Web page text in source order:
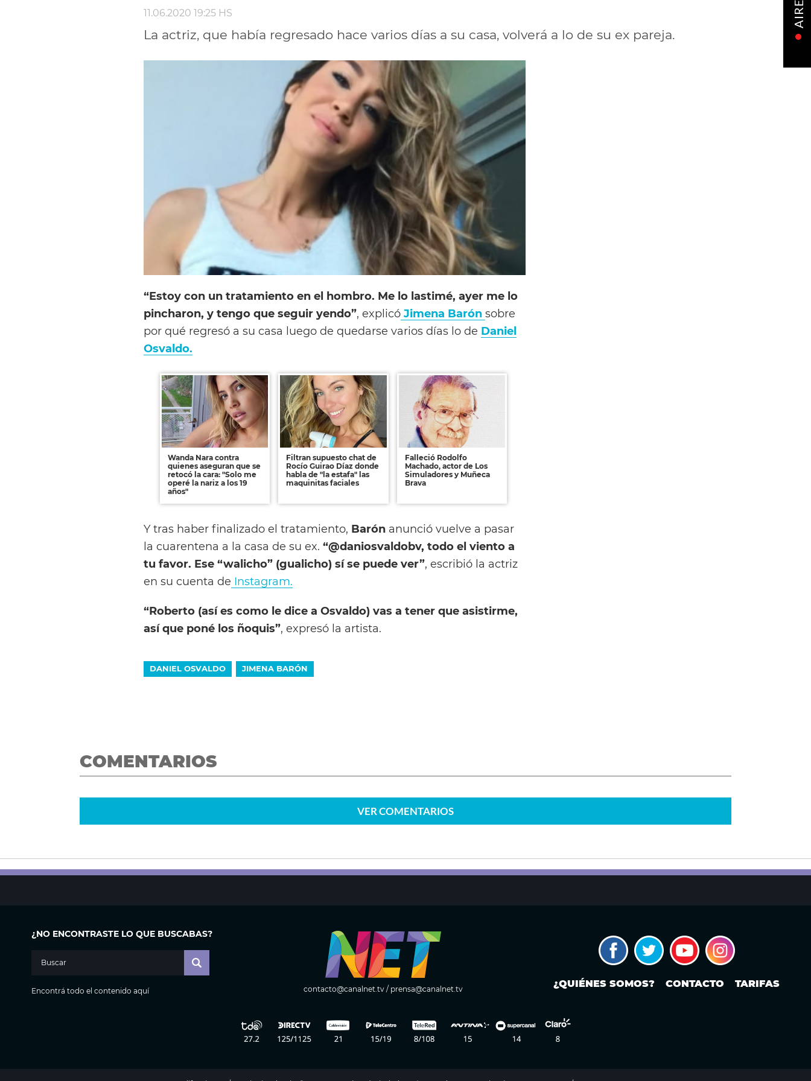
11.06.2020 19:25 HS
La actriz, que había regresado hace varios días a su casa, volverá a lo de su ex pareja.
“Estoy con un tratamiento en el hombro. Me lo lastimé, ayer me lo
pincharon, y tengo que seguir yendo”, explicó Jimena Barón sobre
por qué regresó a su casa luego de quedarse varios días lo de Daniel
Osvaldo.
Wanda Nara contra
quienes aseguran que se
retocó la cara: "Solo me
operé la nariz a los 19
años"
Filtran supuesto chat de
Rocío Guirao Díaz donde
habla de "la estafa" las
maquinitas faciales
Falleció Rodolfo
Machado, actor de Los
Simuladores y Muñeca
Brava
Y tras haber finalizado el tratamiento, Barón anunció vuelve a pasar
la cuarentena a la casa de su ex. “@daniosvaldobv, todo el viento a
tu favor. Ese “walicho” (gualicho) sí se puede ver”, escribió la actriz
en su cuenta de Instagram.
“Roberto (así es como le dice a Osvaldo) vas a tener que asistirme,
así que poné los ñoquis”, expresó la artista.
DANIEL OSVALDO JIMENA BARÓN
COMENTARIOS
VERCOMENTARIOS
¿NO ENCONTRASTE LO QUE BUSCABAS?
Encontrá todo el contenido aquí contacto@canalnet.tv/ prensa@canalnet.tv ¿QUIÉNES SOMOS? CONTACTO TARIFAS
AIRE